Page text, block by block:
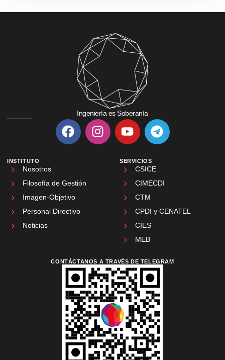
Ingeniería es Soberanía
INSTITUTO
Nosotros
Filosofía de Gestión
Imagen-Objetivo
Personal Directivo
Noticias
SERVICIOS
CSICE
CIMECDI
CTM
CPDI y CENATEL
CIES
MEB
CONTÁCTANOS A TRAVÉS DE TELEGRAM